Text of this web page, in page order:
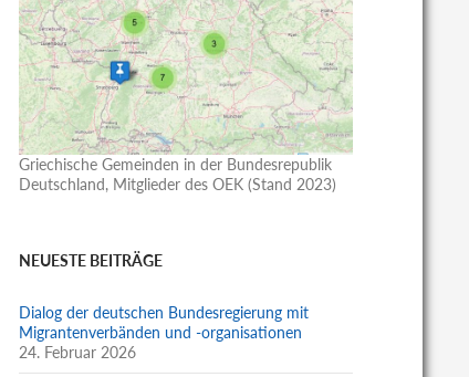
Griechische Gemeinden in der Bundesrepublik
Deutschland, Mitglieder des OEK (Stand 2023)
NEUESTE BEITRÄGE
Dialog der deutschen Bundesregierung mit
Migrantenverbänden und -organisationen
24. Februar 2026